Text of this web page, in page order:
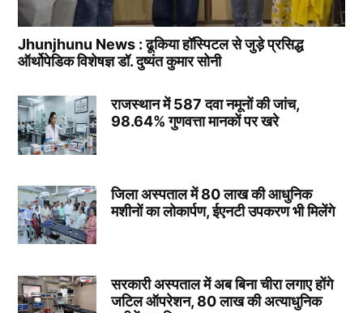
Jhunjhunu News : ढूकिया हॉस्पिटल से जुड़े प्रसिद्ध
ऑर्थोपेडिक विशेषज्ञ डॉ. दुष्यंत कुमार सोनी
राजस्थान में 587 दवा नमूनों की जांच,
98.64% गुणवत्ता मानकों पर खरे
जिला अस्पताल में 80 लाख की आधुनिक
मशीनों का लोकार्पण, ईएनटी उपकरण भी मिलेंगे
सरकारी अस्पताल में अब बिना चीरा लगाए होंगे
जटिल ऑपरेशन, 80 लाख की अत्याधुनिक